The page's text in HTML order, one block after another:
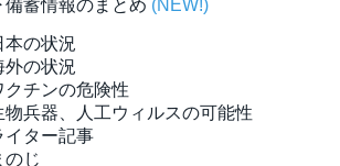
蓄情報のまとめ (NEW!)
本の状況
外の状況
クチンの危険性
物兵器、人工ウィルスの可能性
イター記事
のじ